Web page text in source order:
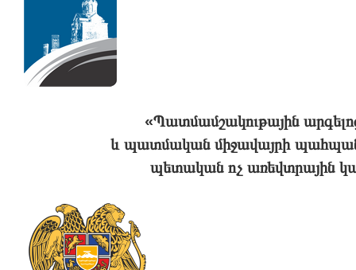
«Պատմամշակութային
և պատմական միջավայրի
պետական ոչ առեվտրային